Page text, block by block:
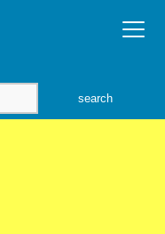
search